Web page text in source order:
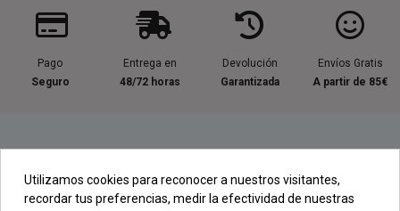
Pago
Seguro
Entrega en
48/72 horas
Devolución
Garantizada
Envíos Gratis
A partir de 85€
Utilizamos cookies para reconocer a nuestros visitantes,
recordar tus preferencias, medir la efectividad de nuestras